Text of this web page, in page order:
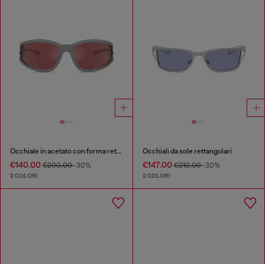
Occhiale in acetato con forma rettangolare
€140.00 €200.00-30%
2 COLORI
Occhiali da sole rettangolari
€147.00€210.00-30%
2 COLORI